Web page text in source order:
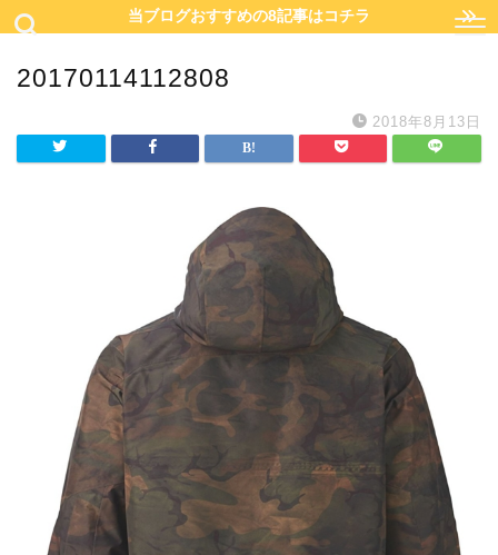
当ブログおすすめの8記事はコチラ
20170114112808
2018年8月13日